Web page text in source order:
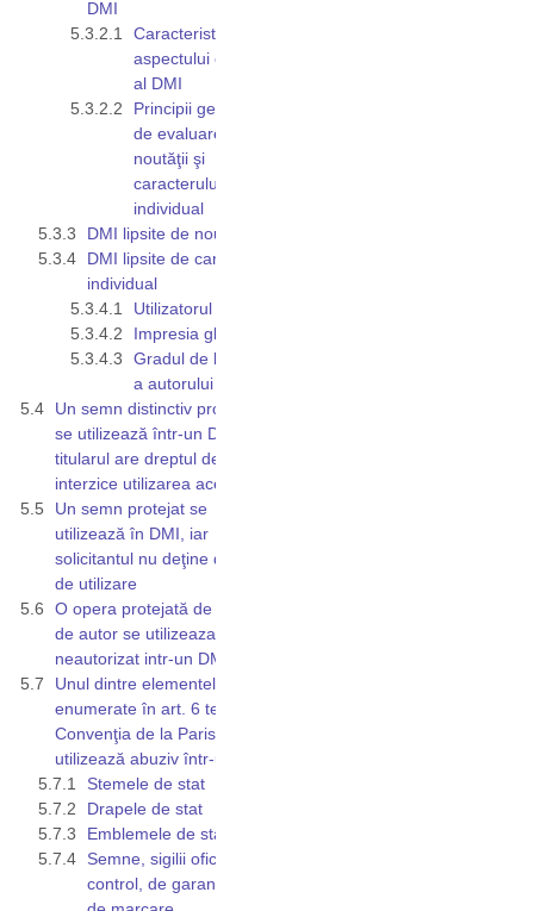
DMI
Caracteristicile
aspectului exterior
al DMI
Principii generale
de evaluare a
noutăţii şi
caracterului
individual
DMI lipsite de noutate
DMI lipsite de caracter
individual
Utilizatorul avizat
Impresia globală
Gradul de liberate
a autorului
Un semn distinctiv protejat
se utilizează într-un DMI, iar
titularul are dreptul de a
interzice utilizarea acestuia
Un semn protejat se
utilizează în DMI, iar
solicitantul nu deţine dreptul
de utilizare
O opera protejată de dreptul
de autor se utilizeaza
neautorizat intr-un DMI
Unul dintre elementele
enumerate în art. 6 ter din
Convenţia de la Paris se
utilizează abuziv într-un DMI
Stemele de stat
Drapele de stat
Emblemele de stat
Semne, sigilii oficiale de
control, de garanție şi